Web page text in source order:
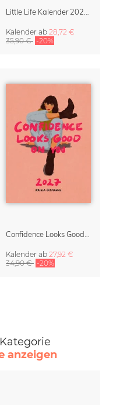
Kalender ab 28,72 €
35,90 € -20%
Kalender ab 27,92 €
34,90 € -20%
anzeigen